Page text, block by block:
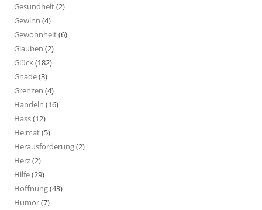
Gesundheit(2)
Gewinn (4)
Gewohnheit(6)
Glauben (2)
Glück(182)
Gnade(3)
Grenzen (4)
Handeln (16)
Hass(12)
Heimat(5)
Herausforderung(2)
Herz(2)
Hilfe(29)
Hoffnung(43)
Humor(7)